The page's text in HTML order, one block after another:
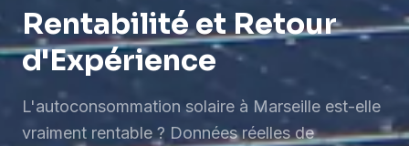
Rentabilité et Retour
d'Expérience
L'autoconsommation solaire à Marseille est-elle
vraiment rentable ? Données réelles de